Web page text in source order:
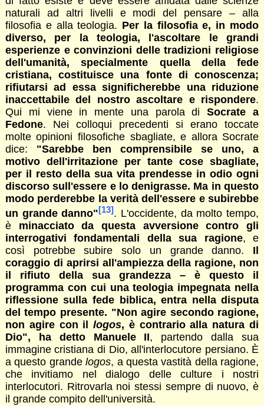
naturali ad altri livelli e modi del pensare – alla
filosofia e alla teologia. Per la filosofia e, in modo
diverso, per la teologia, l'ascoltare le grandi
esperienze e convinzioni delle tradizioni religiose
dell'umanità, specialmente quella della fede
cristiana, costituisce una fonte di conoscenza;
rifiutarsi ad essa significherebbe una riduzione
inaccettabile del nostro ascoltare e rispondere.
Qui mi viene in mente una parola diSocrate a
Fedone. Nei colloqui precedenti si erano toccate
molte opinioni filosofiche sbagliate, e allora Socrate
dice: "Sarebbe ben comprensibile se uno, a
motivo dell'irritazione per tante cose sbagliate,
per il resto della sua vita prendesse in odio ogni
discorso sull'essere e lo denigrasse. Ma in questo
modo perderebbe la verità dell'essere e subirebbe
un grande danno"[13]. L'occidente, da molto tempo,
è minacciato da questa avversione contro gli
interrogativi fondamentali della sua ragione, e
così potrebbe subire solo un grande danno. Il
coraggio di aprirsi all'ampiezza della ragione, non
il rifiuto della sua grandezza – è questo il
programma con cui una teologia impegnata nella
riflessione sulla fede biblica, entra nella disputa
del tempo presente. "Non agire secondo ragione,
non agire con illogos, è contrario alla natura di
Dio", ha detto Manuele II, partendo dalla sua
immagine cristiana di Dio, all'interlocutore persiano. È
a questo grandelogos, a questa vastità della ragione,
che invitiamo nel dialogo delle culture i nostri
interlocutori. Ritrovarla noi stessi sempre di nuovo, è
il grande compito dell'università.